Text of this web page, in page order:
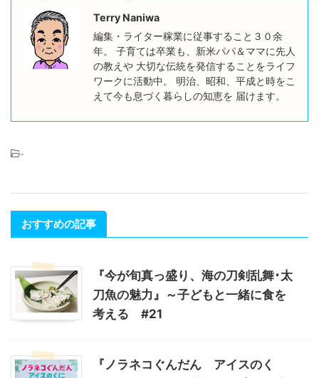
Terry Naniwa
編集・ライター稼業に従事すること３０余
年。 子育ては卒業も、新米パパ＆ママに先人
の教えや 大切な伝統を発信することをライフ
ワークに活動中。 明治、昭和、平成と時をこ
えて今も息づく暮らしの知恵を 届けます。
-
おすすめの記事
『今が旬真っ盛り、海の刀剣乱舞･太
刀魚の魅力』～子どもと一緒に食を
考える #21
『ノラネコぐんだん アイスのく